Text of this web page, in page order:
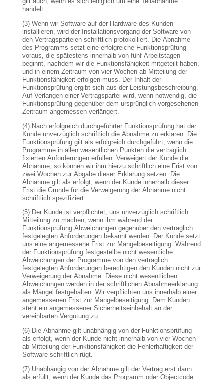
handelt.
(3) Wenn wir Software auf der Hardware des Kunden
installieren, wird der Installationsvorgang der Software von
den Vertragsparteien schriftlich protokolliert. Die Abnahme
des Programms setzt eine erfolgreiche Funktionsprüfung
voraus, die spätestens innerhalb von fünf Arbeitstagen
beginnt, nachdem wir die Funktionsfähigkeit mitgeteilt haben,
und in einem Zeitraum von vier Wochen ab Mitteilung der
Funktionsfähigkeit erfolgen muss. Der Inhalt der
Funktionsprüfung ergibt sich aus der Leistungsbeschreibung.
Auf Verlangen einer Vertragspartei wird, wenn notwendig, die
Funktionsprüfung gegenüber dem ursprünglich vorgesehenen
Zeitraum angemessen verlängert.
(4) Nach erfolgreich durchgeführter Funktionsprüfung hat der
Kunde unverzüglich schriftlich die Abnahme zu erklären. Die
Funktionsprüfung gilt als erfolgreich durchgeführt, wenn die
Programme in allen wesentlichen Punkten die vertraglich
fixierten Anforderungen erfüllen. Verweigert der Kunde die
Abnahme, so können wir ihm hierzu schriftlich eine Frist von
zwei Wochen zur Abgabe dieser Erklärung setzen. Die
Abnahme gilt als erfolgt, wenn der Kunde innerhalb dieser
Frist die Gründe für die Verweigerung der Abnahme nicht
schriftlich spezifiziert.
(5) Der Kunde ist verpflichtet, uns unverzüglich schriftlich
Mitteilung zu machen, wenn ihm während der
Funktionsprüfung Abweichungen gegenüber den vertraglich
festgelegten Anforderungen bekannt werden. Der Kunde setzt
uns eine angemessene Frist zur Mängelbeseitigung. Während
der Funktionsprüfung festgestellte nicht wesentliche
Abweichungen der Programme von den vertraglich
festgelegten Anforderungen berechtigen den Kunden nicht zur
Verweigerung der Abnahme. Diese nicht wesentlichen
Abweichungen werden in der schriftlichen Abnahmeerklärung
als Mängel festgehalten. Wir verpflichten uns innerhalb einer
angemessenen Frist zur Mängelbeseitigung. Dem Kunden
steht ein angemessener Sicherheitseinbehalt an der
vereinbarten Vergütung zu.
(6) Die Abnahme gilt unabhängig von der Funktionsprüfung
als erfolgt, wenn der Kunde nicht innerhalb von vier Wochen
ab Mitteilung der Funktionsfähigkeit die Fehlerhaftigkeit der
Software schriftlich rügt.
(7) Unabhängig von der Abnahme gilt der Vertrag erst dann
als erfüllt, wenn der Kunde das Programm oder Objectcode